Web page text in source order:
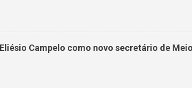
chega em um momento em que milhares de
vezes, veem-se surpreendidos pelo corte abrupto do
sanção do prefeito, representa um avanço significativo
de água e luz ganharam uma nova ferramenta,
Campelo como novo secretário de